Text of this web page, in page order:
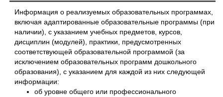
Информация о реализуемых образовательных программах,
включая адаптированные образовательные программы (при
наличии), с указанием учебных предметов, курсов,
дисциплин (модулей), практики, предусмотренных
соответствующей образовательной программой (за
исключением образовательных программ дошкольного
образования), с указанием для каждой из них следующей
информации:
об уровне общего или профессионального